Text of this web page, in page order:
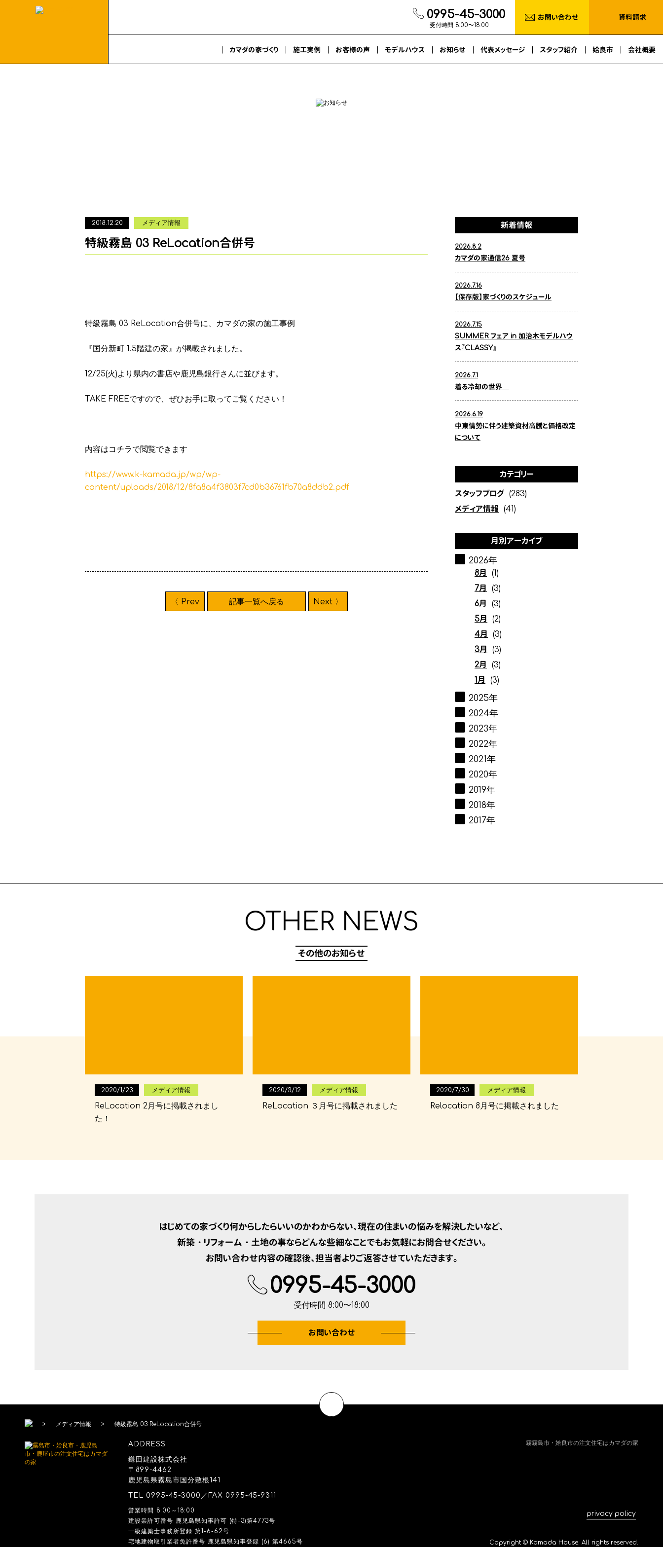
0995-45-3000
受付時間 8:00〜18:00
お問い合わせ 資料請求
カマダの家づくり 施工実例 お客様の声 モデルハウス お知らせ 代表メッセージ スタッフ紹介 姶良市 会社概要
2018.12.20 メディア情報
特級霧島 03 ReLocation合併号
特級霧島 03 ReLocation合併号に、カマダの家の施工事例
『国分新町 1.5階建の家』が掲載されました。
12/25(火)より県内の書店や鹿児島銀行さんに並びます。
TAKE FREEですので、ぜひお手に取ってご覧ください！
内容はコチラで閲覧できます
https://www.k-kamada.jp/wp/wp-
content/uploads/2018/12/8fa8a4f3803f7cd0b36761fb70a8ddb2.pdf
〈 Prev 記事一覧へ戻る Next 〉
新着情報
2026.8.2
カマダの家通信26 夏号
2026.7.16
【保存版】家づくりのスケジュール
2026.7.15
SUMMER フェア in 加治木モデルハウ
ス『CLASSY』
2026.7.1
着る冷却の世界
2026.6.19
中東情勢に伴う建築資材高騰と価格改定
について
カテゴリー
スタッフブログ (283)
メディア情報
(41)
月別アーカイブ
2026年
8月
(1)
7月
(3)
6月
(3)
5月
(2)
4月
(3)
3月
(3)
2月
(3)
1月
(3)
2025年
2024年
2023年
2022年
2021年
2020年
2019年
2018年
2017年
OTHER NEWS
2020/1/23 メディア情報
ReLocation 2月号に掲載されまし
た！
2020/3/12 メディア情報
ReLocation ３月号に掲載されました
2020/7/30 メディア情報
Relocation 8月号に掲載されました
はじめての家づくり何からしたらいいのかわからない、現在の住まいの悩みを解決したいなど、
新築・リフォーム・土地の事ならどんな些細なことでもお気軽にお問合せください。
お問い合わせ内容の確認後、担当者よりご返答させていただきます。
0995-45-3000
受付時間 8:00〜18:00
お問い合わせ
> メディア情報 > 特級霧島 03 ReLocation合併号
ADDRESS
鎌田建設株式会社
〒899-4462
鹿児島県霧島市国分敷根141
TEL 0995-45-3000 ／FAX 0995-45-9311
営業時間 8:00～18:00
建設業許可番号 鹿児島県知事許可 (特-3)第4773号
一級建築士事務所登録 第1-6-62号
宅地建物取引業者免許番号 鹿児島県知事登録 (6) 第4665号
霧霧島市・姶良市の注⽂住宅はカマダの家
privacy policy
Copyright © Kamada House. All rights reserved.